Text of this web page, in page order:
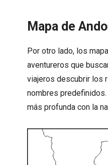
Mapa de
Por otro lado, los
aventureros que
viajeros descubrir los
nombres
más profunda con la